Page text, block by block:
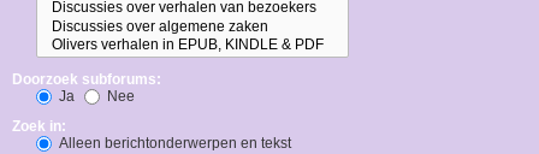
Doorzoek subforums:
Ja
Nee
Zoek in:
Alleen berichtonderwerpen en tekst